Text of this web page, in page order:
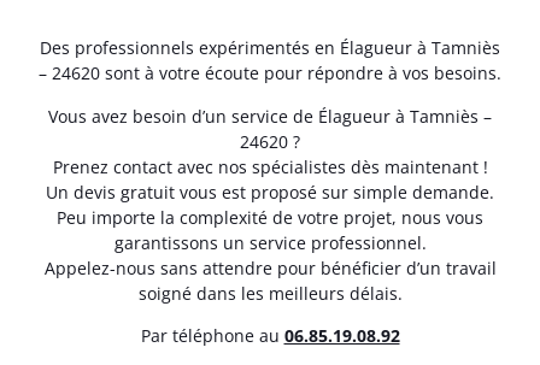
Des professionnels expérimentés en Élagueur à Tamniès
– 24620 sont à votre écoute pour répondre à vos besoins.
Vous avez besoin d’un service de Élagueur à Tamniès –
24620 ?
Prenez contact avec nos spécialistes dès maintenant !
Un devis gratuit vous est proposé sur simple demande.
Peu importe la complexité de votre projet, nous vous
garantissons un service professionnel.
Appelez-nous sans attendre pour bénéficier d’un travail
soigné dans les meilleurs délais.
Par téléphone au 06.85.19.08.92